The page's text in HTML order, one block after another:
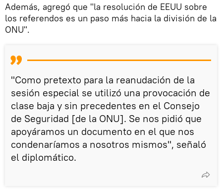
Además, agregó que "la resolución de EEUU sobre
los referendos es un paso más hacia la división de la
ONU".
"Como pretexto para la reanudación de la
sesión especial se utilizó una provocación de
clase baja y sin precedentes en el Consejo
de Seguridad [de la ONU]. Se nos pidió que
apoyáramos un documento en el que nos
condenaríamos a nosotros mismos", señaló
el diplomático.